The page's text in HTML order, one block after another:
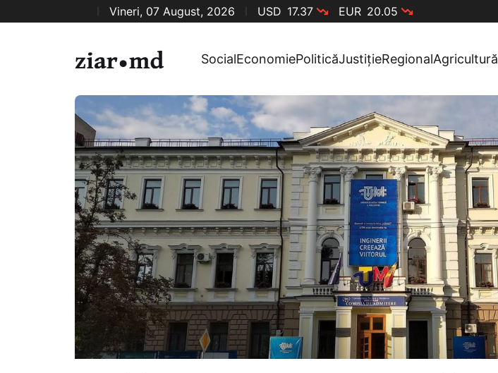
Vineri, 07 August, 2026 USD 17.37 EUR 20.05
SocialEconomiePoliticăJustițieRegionalAgricultură